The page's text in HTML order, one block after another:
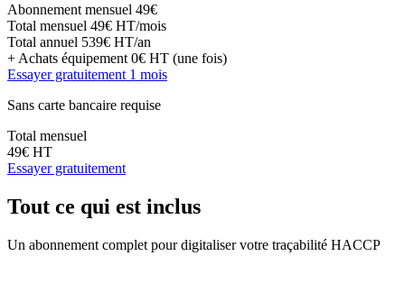
Abonnement mensuel 49€
Total mensuel 49€ HT/mois
Total annuel 539€ HT/an
+ Achats équipement 0€ HT (une fois)
Essayer gratuitement 1 mois
Sans carte bancaire requise
Total mensuel
49€ HT
Essayer gratuitement
Tout ce qui est inclus
Un abonnement complet pour digitaliser votre traçabilité HACCP